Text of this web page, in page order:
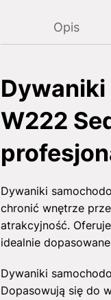
Opis
Dywaniki
W222
Dywaniki
chronić wnętrze
atrakcyjność.
idealnie
Dywaniki
Dopasowują się do